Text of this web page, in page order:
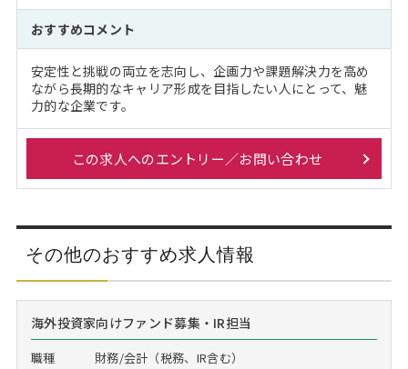
おすすめコメント
安定性と挑戦の両立を志向し、企画力や課題解決力を高め
ながら長期的なキャリア形成を目指したい人にとって、魅
力的な企業です。
この求人へのエントリー／お問い合わせ
その他のおすすめ求人情報
海外投資家向けファンド募集・IR担当
職種 財務/会計（税務、IR含む）